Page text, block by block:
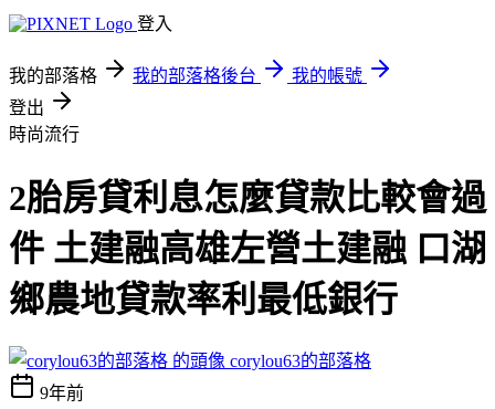
登入
我的部落格 我的部落格後台
我的帳號
登出
時尚流行
2胎房貸利息怎麼貸款比較會過
件 土建融高雄左營土建融 口湖
鄉農地貸款率利最低銀行
corylou63的部落格
9年前